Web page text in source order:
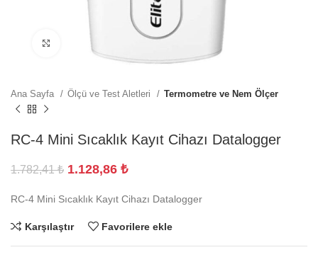
Büyütmek için tıklayın
Ana Sayfa Ölçü ve Test Aletleri Termometre ve Nem Ölçer
RC-4 Mini Sıcaklık Kayıt Cihazı Datalogger
1.782,41₺ 1.128,86 ₺
RC-4 Mini Sıcaklık Kayıt Cihazı Datalogger
Karşılaştır Favorilere ekle